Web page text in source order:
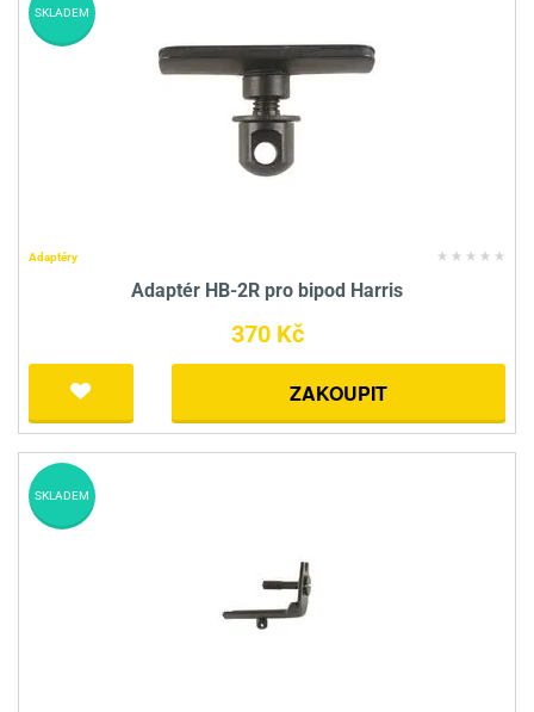
Adaptéry
Adaptér HB-2R pro bipod Harris
370 Kč
ZAKOUPIT
SKLADEM
SKLADEM